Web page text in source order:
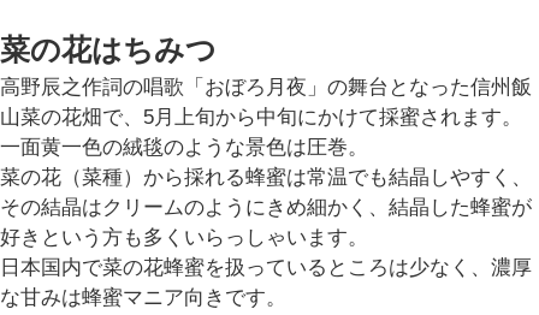
菜の花はちみつ
高野辰之作詞の唱歌「おぼろ月夜」の舞台となった信州飯
山菜の花畑で、5月上旬から中旬にかけて採蜜されます。
一面黄一色の絨毯のような景色は圧巻。
菜の花（菜種）から採れる蜂蜜は常温でも結晶しやすく、
その結晶はクリームのようにきめ細かく、結晶した蜂蜜が
好きという方も多くいらっしゃいます。
日本国内で菜の花蜂蜜を扱っているところは少なく、濃厚
な甘みは蜂蜜マニア向きです。